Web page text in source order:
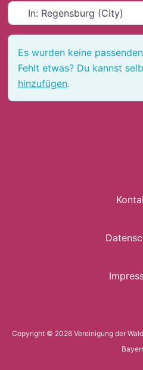
In der Nähe
Es wurden keine
Fehlt etwas? Du kannst
hinzufügen.
Copyright © 2026 Vereinigung der